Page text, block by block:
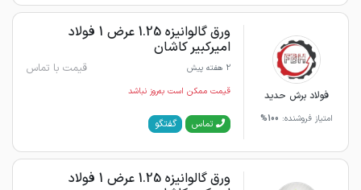
فولاد برش حدید
امتیاز فروشنده: 100%
ورق گالوانیزه 1.25 عرض 1 فولاد
امیرکبیر کاشان
2 هفته پیش قیمت با تماس
قیمت ممکن است به‌روز نباشد
تماس گفتگو
ورق گالوانیزه 1.25 عرض 1 فولاد